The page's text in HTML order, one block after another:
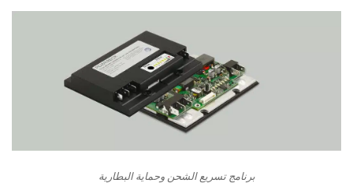
برنامج تسريع الشحن وحماية البطارية